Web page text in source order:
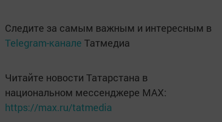
Следите за самым важным и интересным в
Telegram-канале Татмедиа
Читайте новости Татарстана в
национальном мессенджере MАХ:
https://max.ru/tatmedia